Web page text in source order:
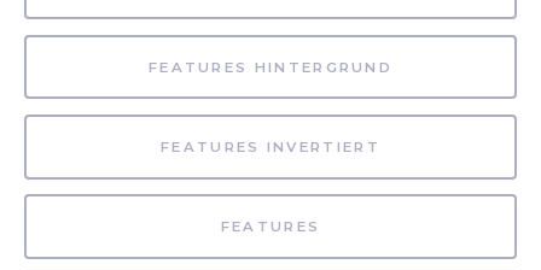
FEATURES HINTERGRUND
FEATURES INVERTIERT
FEATURES